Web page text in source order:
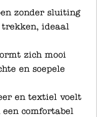
zonder sluiting
ideaal
zich mooi
en soepele
en textiel voelt
comfortabel